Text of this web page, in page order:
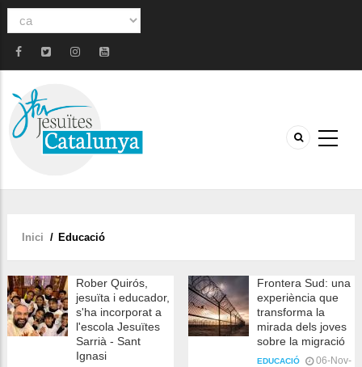
Select
language
Fil
d'ariadna
Inici / Educació
Rober Quirós,
jesuïta i educador,
s'ha incorporat a
l'escola Jesuïtes
Sarrià - Sant
Ignasi
Frontera Sud: una
experiència que
transforma la
mirada dels joves
sobre la migració
EDUCACIÓ
06-Nov-